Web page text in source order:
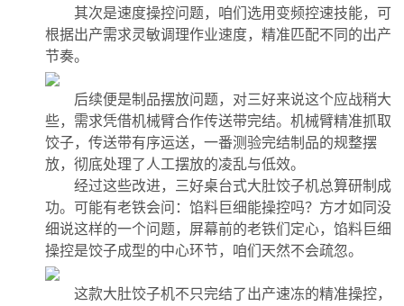
其次是速度操控问题，咱们选用变频控速技能，可
根据出产需求灵敏调理作业速度，精准匹配不同的出产
节奏。
后续便是制品摆放问题，对三好来说这个应战稍大
些，需求凭借机械臂合作传送带完结。机械臂精准抓取
饺子，传送带有序运送，一番测验完结制品的规整摆
放，彻底处理了人工摆放的凌乱与低效。
经过这些改进，三好桌台式大肚饺子机总算研制成
功。可能有老铁会问：馅料巨细能操控吗？方才如同没
细说这样的一个问题，屏幕前的老铁们定心，馅料巨细
操控是饺子成型的中心环节，咱们天然不会疏忽。
这款大肚饺子机不只完结了出产速冻的精准操控，